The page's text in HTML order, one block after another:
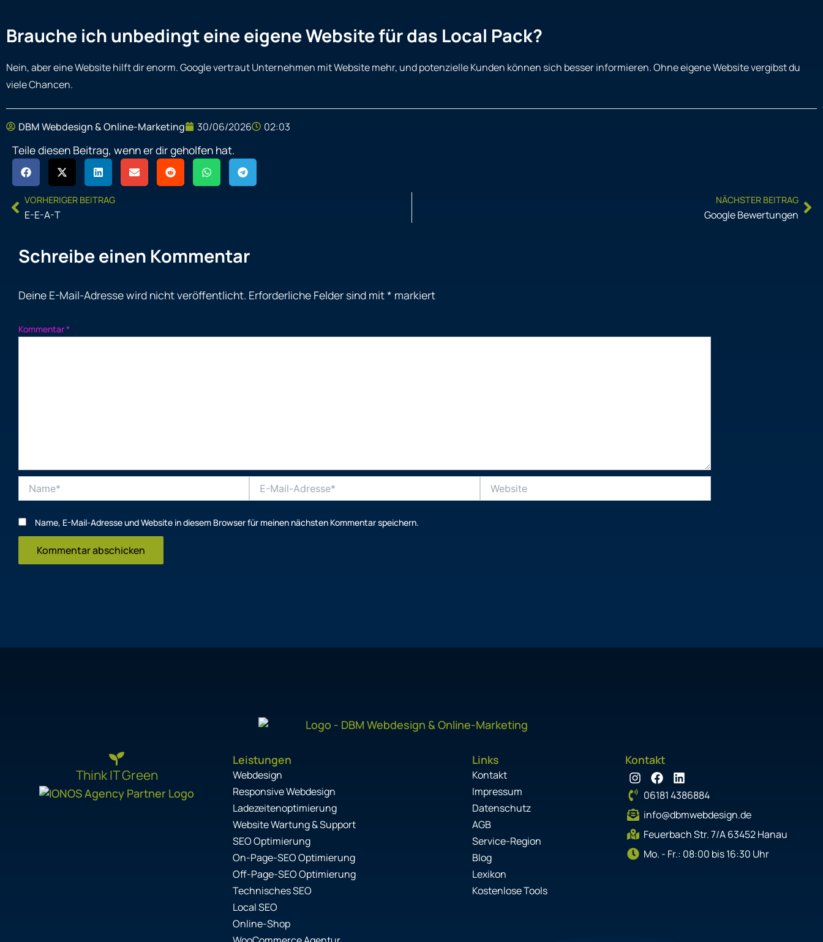
Brauche ich unbedingt eine eigene Website für das Local Pack?
Nein, aber eine Website hilft dir enorm. Google vertraut Unternehmen mit Website mehr, und potenzielle Kunden können sich besser informieren. Ohne eigene Website vergibst du
viele Chancen.
DBM Webdesign & Online-Marketing 30/06/2026 02:03
Teile diesen Beitrag, wenn er dir geholfen hat.
Prev
VORHERIGER BEITRAG
E-E-A-T
NÄCHSTER BEITRAG
Google Bewertungen
Schreibe einen Kommentar
Deine E-Mail-Adresse wird nicht veröffentlicht. Erforderliche Felder sind mit* markiert
Kommentar*
Mail-
Name, E-Mail-Adresse und Website in diesem Browser für meinen nächsten Kommentar speichern.
Think IT Green
Leistungen
Webdesign
Responsive Webdesign
Ladezeitenoptimierung
Website Wartung & Support
SEO Optimierung
On-Page-SEO Optimierung
Off-Page-SEO Optimierung
Technisches SEO
Local SEO
Online-Shop
Links
Kontakt
Impressum
Datenschutz
AGB
Service-Region
Blog
Lexikon
Kostenlose Tools
Kontakt
I
n
s
t
a
g
r
a
F
a
c
e
b
o
k
L
i
n
k
e
d
n
06181 4386884
info@dbmwebdesign.de
Feuerbach Str. 7/A 63452 Hanau
Mo. - Fr.: 08:00 bis 16:30 Uhr